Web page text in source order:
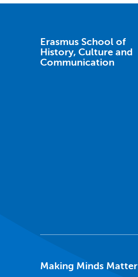
Erasmus School of
History, Culture and
Communication
Making Minds Matter